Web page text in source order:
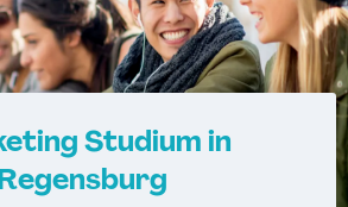
Kassel Hagen
Mülheim an der Ruhr
Oldenburg
Osnabrück
Solingen
Neuss
Ingolstadt Würzburg
Studium in